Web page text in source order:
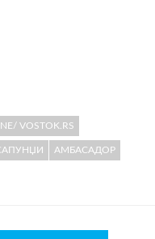
VOSTOK.RS
АМБАСАДОР